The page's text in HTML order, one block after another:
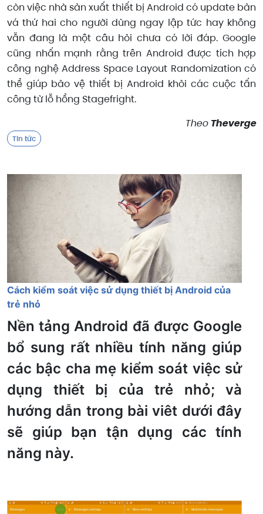
còn việc nhà sản xuất thiết bị Android có update bản
vá thứ hai cho người dùng ngay lập tức hay không
vẫn đang là một câu hỏi chưa có lời đáp. Google
cũng nhấn mạnh rằng trên Android được tích hợp
công nghệ Address Space Layout Randomization có
thể giúp bảo vệ thiết bị Android khỏi các cuộc tấn
công từ lỗ hổng Stagefright.
Theo Theverge
Tin tức
Cách kiểm soát việc sử dụng thiết bị Android của
trẻ nhỏ
Nền tảng Android đã được Google
bổ sung rất nhiều tính năng giúp
các bậc cha mẹ kiểm soát việc sử
dụng thiết bị của trẻ nhỏ; và
hướng dẫn trong bài viêt dưới đây
sẽ giúp bạn tận dụng các tính
năng này.